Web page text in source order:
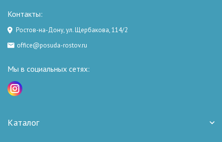
Контакты:
Ростов-на-Дону, ул. Щербакова, 114/2
office@posuda-rostov.ru
Мы в социальных сетях:
Каталог